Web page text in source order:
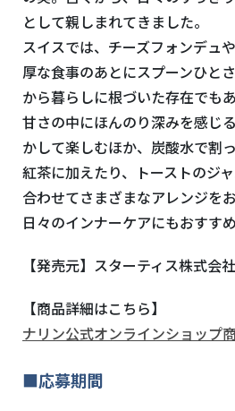
として親しまれてきました。
スイスでは、チーズフォンデュ
厚な食事のあとにスプーンひと
から暮らしに根づいた存在でもあ
甘さの中にほんのり深みを感じ
かして楽しむほか、炭酸水で割
紅茶に加えたり、トーストのジ
合わせてさまざまなアレンジを
日々のインナーケアにもおすすめ
【発売元】スターティス株式会社
【商品詳細はこちら】
ナリン公式オンラインショップ
■応募期間